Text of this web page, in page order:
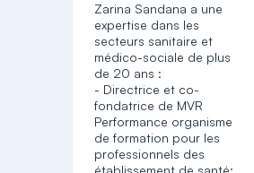
Zarina Sandana a une
expertise dans les
secteurs sanitaire et
médico-sociale de plus
de 20 ans :
- Directrice et co-
fondatrice de MVR
Performance organisme
de formation pour les
professionnels des
établissement de santé;